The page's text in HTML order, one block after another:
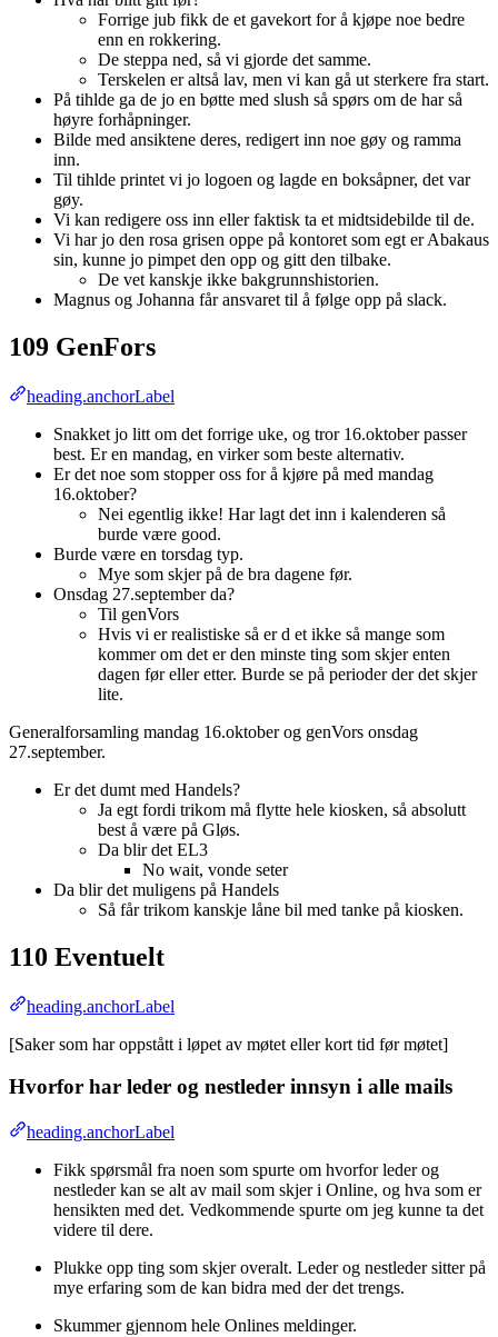
Forrige jub fikk de et gavekort for å kjøpe noe bedre
enn en rokkering.
De steppa ned, så vi gjorde det samme.
Terskelen er altså lav, men vi kan gå ut sterkere fra start.
På tihlde ga de jo en bøtte med slush så spørs om de har så
høyre forhåpninger.
Bilde med ansiktene deres, redigert inn noe gøy og ramma
inn.
Til tihlde printet vi jo logoen og lagde en boksåpner, det var
gøy.
Vi kan redigere oss inn eller faktisk ta et midtsidebilde til de.
Vi har jo den rosa grisen oppe på kontoret som egt er Abakaus
sin, kunne jo pimpet den opp og gitt den tilbake.
De vet kanskje ikke bakgrunnshistorien.
Magnus og Johanna får ansvaret til å følge opp på slack.
109 GenFors
heading.anchorLabel
Snakket jo litt om det forrige uke, og tror 16.oktober passer
best. Er en mandag, en virker som beste alternativ.
Er det noe som stopper oss for å kjøre på med mandag
16.oktober?
Nei egentlig ikke! Har lagt det inn i kalenderen så
burde være good.
Burde være en torsdag typ.
Mye som skjer på de bra dagene før.
Onsdag 27.september da?
Til genVors
Hvis vi er realistiske så er d et ikke så mange som
kommer om det er den minste ting som skjer enten
dagen før eller etter. Burde se på perioder der det skjer
lite.
Generalforsamling mandag 16.oktober og genVors onsdag
27.september.
Er det dumt med Handels?
Ja egt fordi trikom må flytte hele kiosken, så absolutt
best å være på Gløs.
Da blir det EL3
No wait, vonde seter
Da blir det muligens på Handels
Så får trikom kanskje låne bil med tanke på kiosken.
110 Eventuelt
heading.anchorLabel
[Saker som har oppstått i løpet av møtet eller kort tid før møtet]
Hvorfor har leder og nestleder innsyn i alle mails
heading.anchorLabel
Fikk spørsmål fra noen som spurte om hvorfor leder og
nestleder kan se alt av mail som skjer i Online, og hva som er
hensikten med det. Vedkommende spurte om jeg kunne ta det
videre til dere.
Plukke opp ting som skjer overalt. Leder og nestleder sitter på
mye erfaring som de kan bidra med der det trengs.
Skummer gjennom hele Onlines meldinger.